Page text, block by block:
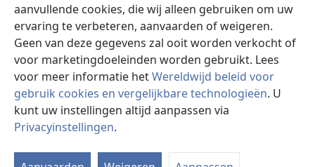
aanvullende cookies, die wij alleen gebruiken om uw
ervaring te verbeteren, aanvaarden of weigeren.
Geen van deze gegevens zal ooit worden verkocht of
voor marketingdoeleinden worden gebruikt. Lees
voor meer informatie hetWereldwijd beleid voor
gebruik cookies en vergelijkbare technologieën. U
kunt uw instellingen altijd aanpassen via
Privacyinstellingen.
nieuw
venster)
®
Watchtower Library
Copyright © 2026 Watch Tower Bible and Tract Society of Pennsylvania.
GEBRUIKSVOORWAARDEN